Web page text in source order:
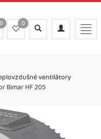
Toggle
navigation
Toggle
search
0
0
ventilátory
Bimar HF 205